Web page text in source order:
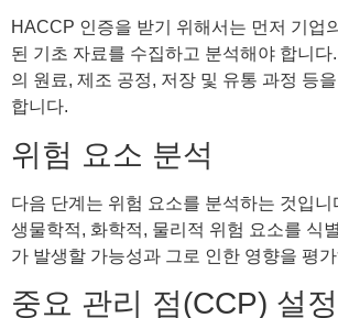
HACCP 인증을 받기 위해서는 먼저 기업
된 기초 자료를 수집하고 분석해야 합니다
의 원료, 제조 공정, 저장 및 유통 과정 등
합니다.
위험 요소 분석
다음 단계는 위험 요소를 분석하는 것입니
생물학적, 화학적, 물리적 위험 요소를 식
가 발생할 가능성과 그로 인한 영향을 평
중요 관리 점(CCP) 설정